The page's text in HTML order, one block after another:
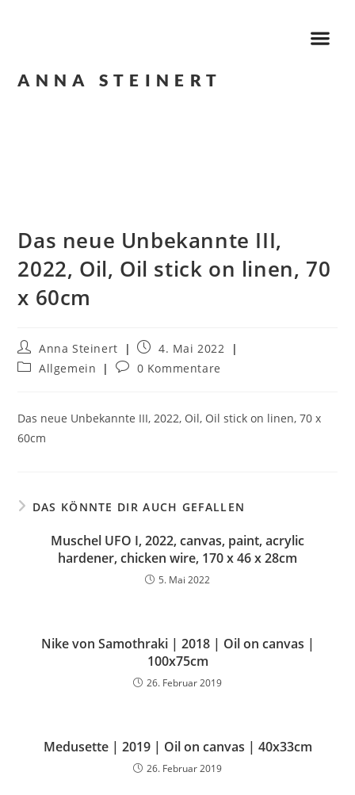
ANNA STEINERT
Das neue Unbekannte III,
2022, Oil, Oil stick on linen, 70
x 60cm
Anna Steinert
4. Mai 2022
Allgemein
0 Kommentare
Das neue Unbekannte III, 2022, Oil, Oil stick on linen, 70 x
60cm
DAS KÖNNTE DIR AUCH GEFALLEN
Muschel UFO I, 2022, canvas, paint, acrylic
hardener, chicken wire, 170 x 46 x 28cm
5. Mai 2022
Nike von Samothraki | 2018 | Oil on canvas |
100x75cm
26. Februar 2019
Medusette | 2019 | Oil on canvas | 40x33cm
26. Februar 2019